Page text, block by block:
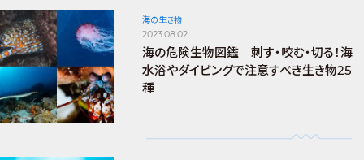
海の生き物
2023.08.02
海の危険生物図鑑｜刺す・咬む・切る！海
水浴やダイビングで注意すべき生き物25
種